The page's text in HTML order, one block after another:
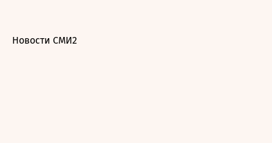
Новости СМИ2